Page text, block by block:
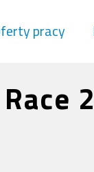
pracy